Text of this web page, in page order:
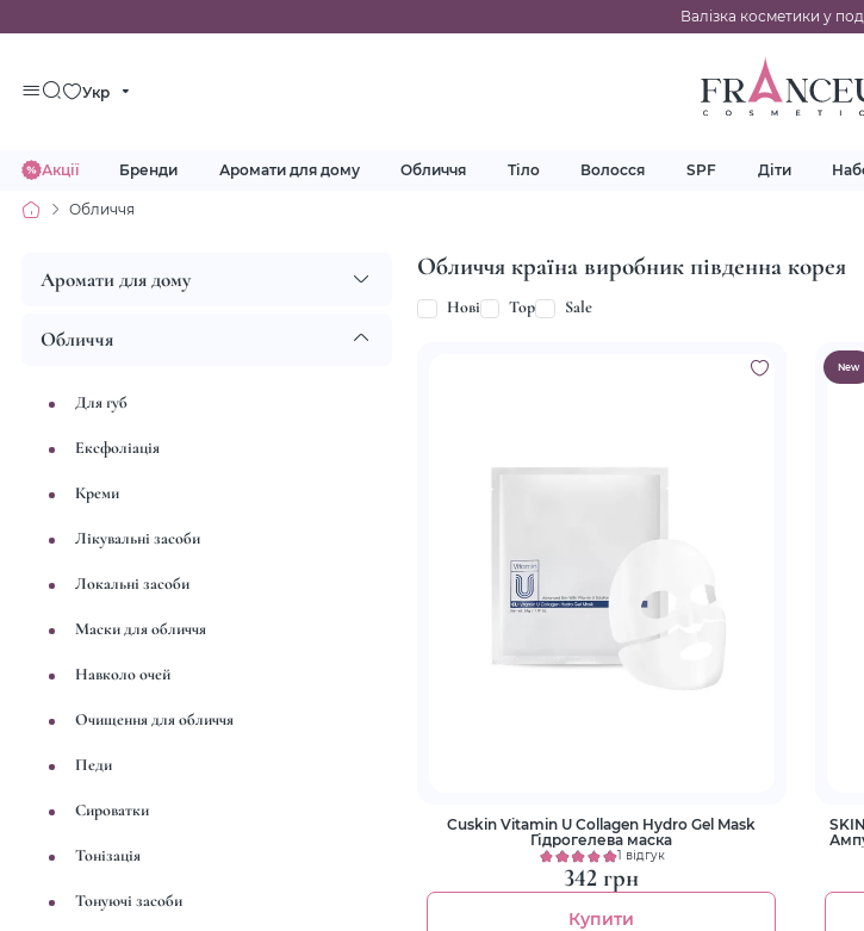
Валізка косметики у
Укр
Акції Бренди Аромати для дому Обличчя Тіло Волосся SPF Діти
Обличчя
Обличчя країна виробник південна корея
Нові Top Sale
Cuskin Vitamin U Collagen Hydro Gel Mask
Гідрогелева маска
1 відгук
342 грн
Купити
New
Аромати для дому
Обличчя
Для губ
Ексфоліація
Креми
Лікувальні засоби
Локальні засоби
Маски для обличчя
Навколо очей
Очищення для обличчя
Педи
Сироватки
Тонізація
Тонуючі засоби